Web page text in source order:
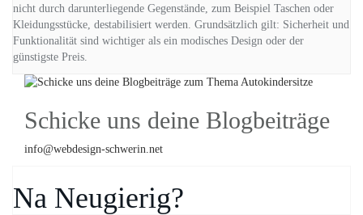
nicht durch darunterliegende Gegenstände, zum Beispiel Taschen oder
Kleidungsstücke, destabilisiert werden. Grundsätzlich gilt: Sicherheit und
Funktionalität sind wichtiger als ein modisches Design oder der
günstigste Preis.
Schicke uns deine Blogbeiträge
info@webdesign-schwerin.net
Na Neugierig?